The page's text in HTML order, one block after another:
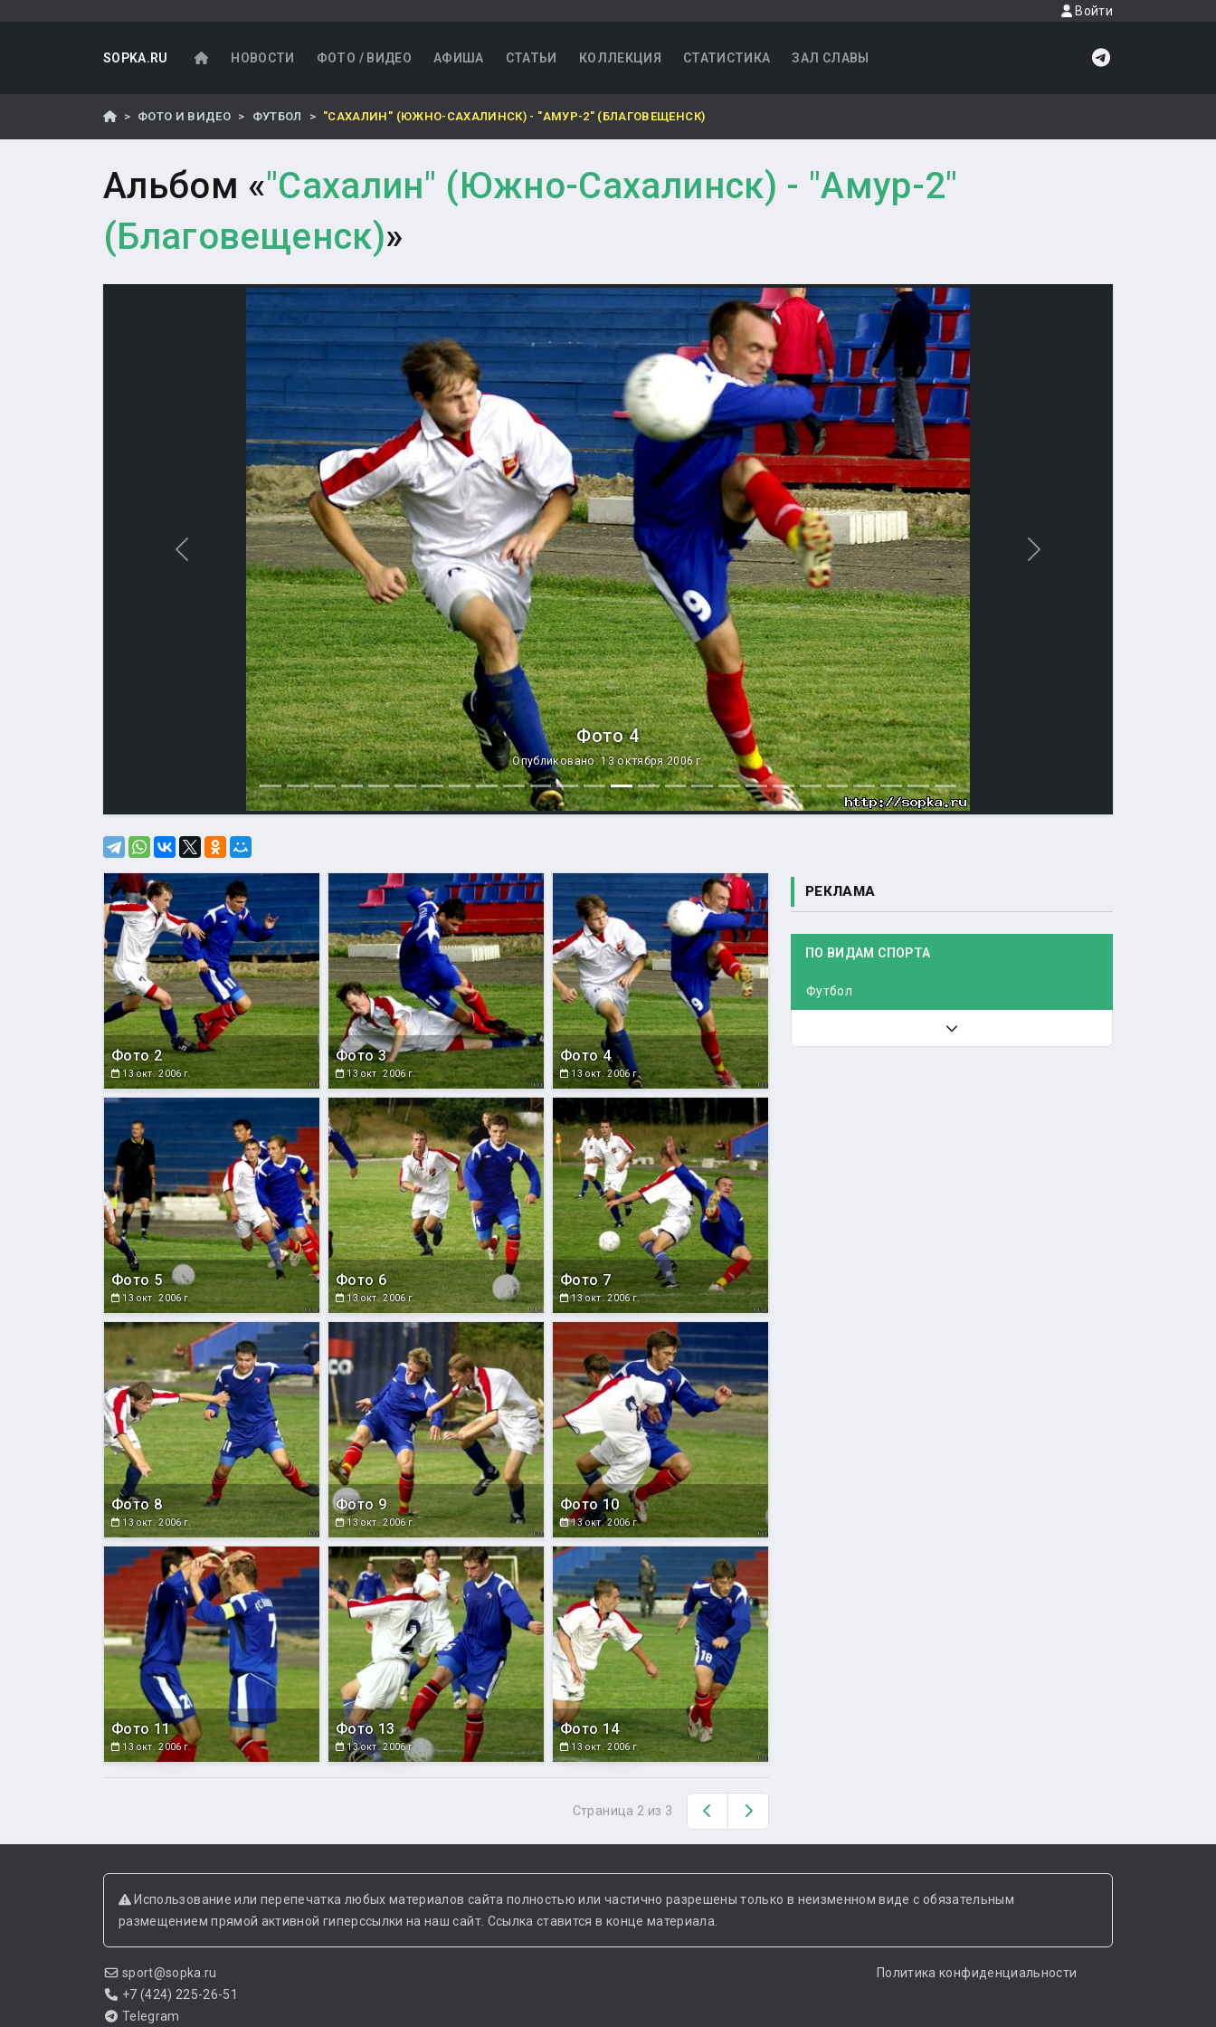
Войти
SOPKA.RU НОВОСТИ ФОТО / ВИДЕО АФИША СТАТЬИ КОЛЛЕКЦИЯ СТАТИСТИКА ЗАЛ СЛАВЫ
ФОТО И ВИДЕО ФУТБОЛ "САХАЛИН" (ЮЖНО-САХАЛИНСК) - "АМУР-2" (БЛАГОВЕЩЕНСК)
Альбом «"Сахалин" (Южно-Сахалинск) - "Амур-2"
(Благовещенск)»
Фото 4
Опубликовано: 13 октября 2006 г.
Назад Вперед
Фото 2
13 окт. 2006 г.
Фото 3
13 окт. 2006 г.
Фото 4
13 окт. 2006 г.
Фото 5
13 окт. 2006 г.
Фото 6
13 окт. 2006 г.
Фото 7
13 окт. 2006 г.
Фото 8
13 окт. 2006 г.
Фото 9
13 окт. 2006 г.
Фото 10
13 окт. 2006 г.
Фото 11
13 окт. 2006 г.
Фото 13
13 окт. 2006 г.
Фото 14
13 окт. 2006 г.
Страница 2 из 3 Назад
РЕКЛАМА
ПО ВИДАМ СПОРТА
Футбол
Использование или перепечатка любых материалов сайта полностью или частично разрешены только в неизменном виде с обязательным
размещением прямой активной гиперссылки на наш сайт. Ссылка ставится в конце материала.
sport@sopka.ru
+7 (424) 225-26-51
Telegram
Политика конфиденциальности